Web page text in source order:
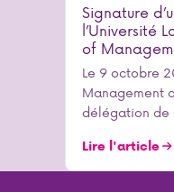
Signature
l’Université
of
Le 9 octobre
Management
délégation de
Lire l'article